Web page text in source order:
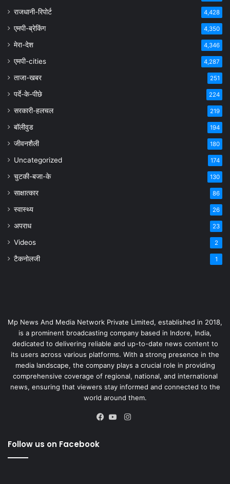
राजधानी-रिपोर्ट 4,428
एमपी-ब्रेकिंग 4,350
मेरा-देश 4,346
एमपी-cities 4,287
ताजा-खबर 251
पर्दे-के-पीछे 224
सरकारी-हलचल 219
बॉलीवुड 194
जीवनशैली 180
Uncategorized 174
चुटकी-बजा-के 130
साक्षात्कार 86
स्वास्थ्य 26
अपराध 23
Videos 2
टैकनोलजी 1
Mp News And Media Network Private Limited, established in 2018,
is a prominent broadcasting company based in Indore, India,
dedicated to delivering reliable and up-to-date news content to
its users across various platforms. With a strong presence in the
media landscape, the company plays a crucial role in providing
comprehensive coverage of regional, national, and international
news, ensuring that viewers stay informed and connected to the
world around them.
Instagram
Follow us on Facebook